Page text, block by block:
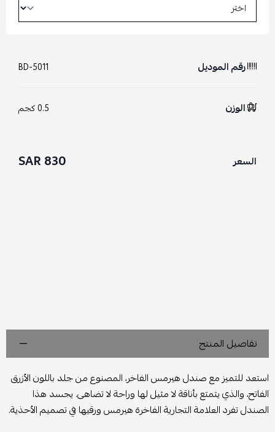
رقم الموديل BD-5011
الوزن 0.5 كجم
السعر 830 SAR
تفاصيل المنتج
استعد للتميز مع صندل هيرمس الفاخر، المصنوع من جلد باللون الأزرق
الفاتح، والذي يتمتع بأناقة لا مثيل لها وراحة لا تضاهى. يجسد هذا
الصندل تفرد العلامة التجارية الفاخرة هيرمس ورقيها في تصميم الأحذية.